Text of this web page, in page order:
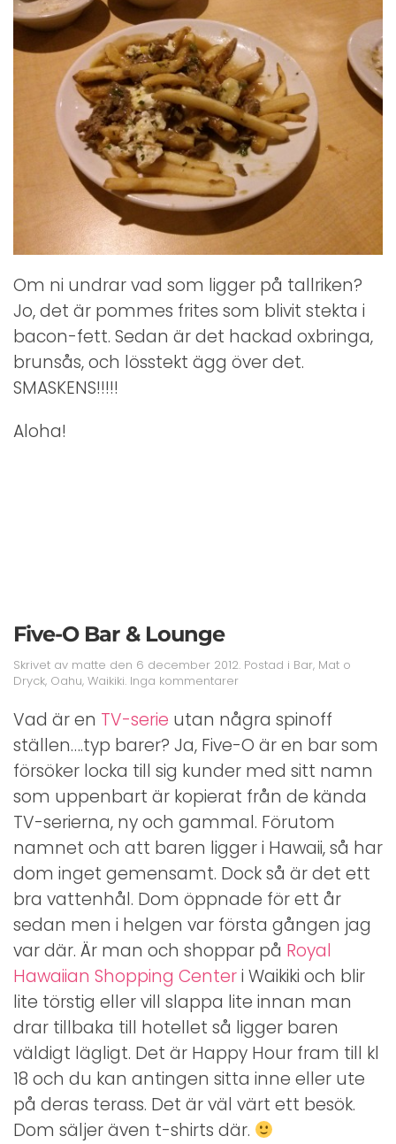
Om ni undrar vad som ligger på tallriken?
Jo, det är pommes frites som blivit stekta i
bacon-fett. Sedan är det hackad oxbringa,
brunsås, och lösstekt ägg över det.
SMASKENS!!!!!
Aloha!
Five-O Bar & Lounge
Skrivet av matte den 6 december 2012. Postad i Bar, Mat o
Dryck, Oahu, Waikiki. Inga kommentarertill
O
Bar
&
Vad är en TV-serie utan några spinoff
ställen….typ barer? Ja, Five-O är en bar som
försöker locka till sig kunder med sitt namn
som uppenbart är kopierat från de kända
TV-serierna, ny och gammal. Förutom
namnet och att baren ligger i Hawaii, så har
dom inget gemensamt. Dock så är det ett
bra vattenhål. Dom öppnade för ett år
sedan men i helgen var första gången jag
var där. Är man och shoppar på Royal
Hawaiian Shopping Centeri Waikiki och blir
lite törstig eller vill slappa lite innan man
drar tillbaka till hotellet så ligger baren
väldigt lägligt. Det är Happy Hour fram till kl
18 och du kan antingen sitta inne eller ute
på deras terass. Det är väl värt ett besök.
Dom säljer även t-shirts där.